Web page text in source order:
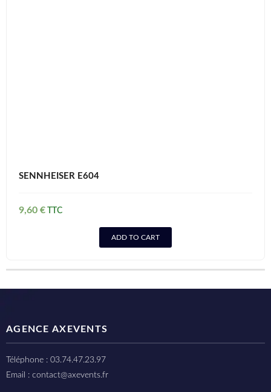
SENNHEISER E604
9,60 €
ADD TO CART
AGENCE AXEVENTS
Téléphone : 03.74.47.23.97
Email : contact@axevents.fr